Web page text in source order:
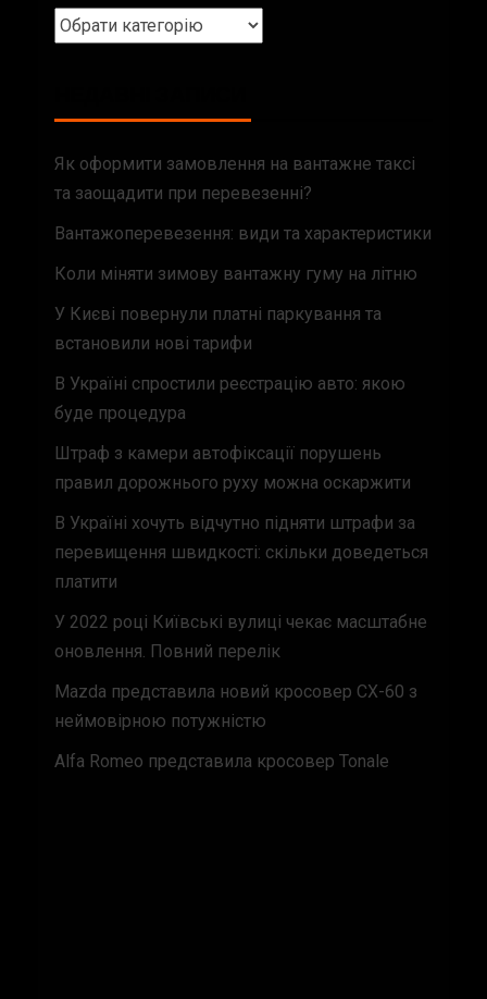
Як оформити замовлення на вантажне таксі
та заощадити при перевезенні?
Вантажоперевезення: види та характеристики
Коли міняти зимову вантажну гуму на літню
У Києві повернули платні паркування та
встановили нові тарифи
В Україні спростили реєстрацію авто: якою
буде процедура
Штраф з камери автофіксації порушень
правил дорожнього руху можна оскаржити
В Україні хочуть відчутно підняти штрафи за
перевищення швидкості: скільки доведеться
платити
У 2022 році Київські вулиці чекає масштабне
оновлення. Повний перелік
Mazda представила новий кросовер CX-60 з
неймовірною потужністю
Alfa Romeo представила кросовер Tonale